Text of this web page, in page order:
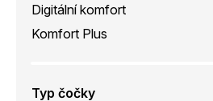
Digitální komfort
Komfort Plus
Typ čočky